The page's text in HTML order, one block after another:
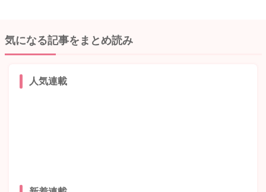
気になる記事をまとめ読み
人気連載